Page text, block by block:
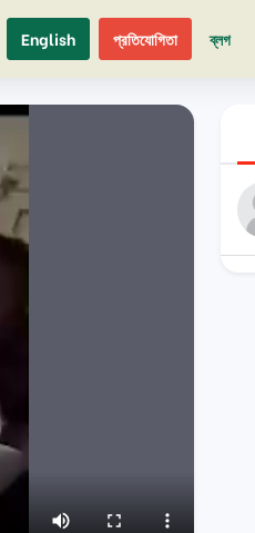
English প্রতিযোগিতা ব্লগ